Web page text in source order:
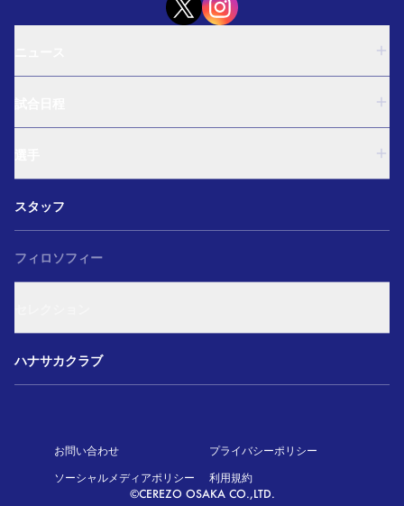
ガールズU-15
和歌山U-15
ガールズU-15
U-18
和歌山U-15
スタッフ
フィロソフィー
アカデミー セレクション
ハナサカクラブ
お問い合わせ
プライバシーポリシー
ソーシャルメディアポリシー
利用規約
©CEREZO OSAKA CO.,LTD.